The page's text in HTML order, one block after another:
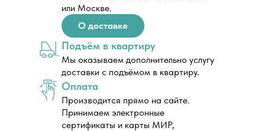
или Москве.
О доставке
Подъём в квартиру
Мы оказываем дополнительно услугу
доставки с подъёмом в квартиру.
Оплата
Производится прямо на сайте.
Принимаем электронные
сертификаты и карты МИР,